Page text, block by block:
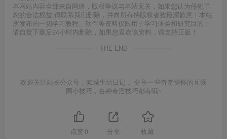
本网站内容全部来自网络，版权争议与本站无关，如果您认为侵犯了
您的合法权益,请联系我们删除，并向所有持版权者致最深歉意！本站
所发布的一切学习教程、软件等资料仅限用于学习体验和研究目的；
请自觉下载后24小时内删除，如果您喜欢该资料，请支持正版！
THE END
欢迎关注站长公众号：倾城生活日记 。分享一些奇奇怪怪的互联
网小技巧，各种奇淫技巧都有哦~
点赞 0 分享 收藏